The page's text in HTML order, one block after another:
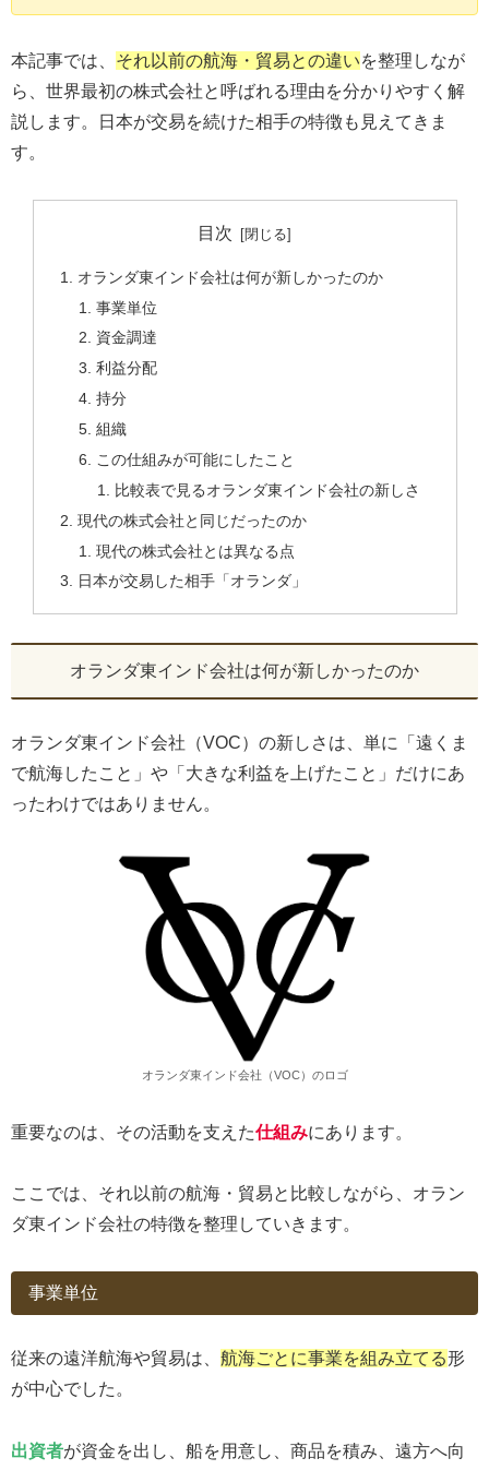
本記事では、 それ以前の航海・貿易との違いを整理しなが
ら、世界最初の株式会社と呼ばれる理由を分かりやすく解
説します。日本が交易を続けた相手の特徴も見えてきま
す。
目次
オランダ東インド会社は何が新しかったのか
事業単位
資金調達
利益分配
持分
組織
この仕組みが可能にしたこと
比較表で見るオランダ東インド会社の新しさ
現代の株式会社と同じだったのか
現代の株式会社とは異なる点
日本が交易した相手「オランダ」
オランダ東インド会社は何が新しかったのか
オランダ東インド会社（VOC）の新しさは、単に「遠くま
で航海したこと」や「大きな利益を上げたこと」だけにあ
ったわけではありません。
オランダ東インド会社（VOC）のロゴ
重要なのは、その活動を支えた仕組みにあります。
ここでは、それ以前の航海・貿易と比較しながら、オラン
ダ東インド会社の特徴を整理していきます。
事業単位
従来の遠洋航海や貿易は、 航海ごとに事業を組み立てる形
が中心でした。
出資者が資金を出し、船を用意し、商品を積み、遠方へ向